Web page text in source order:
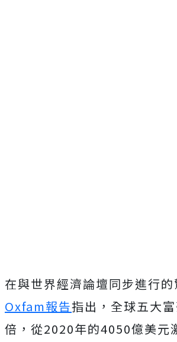
在與世界經濟論壇同步進行的
Oxfam報告指出，全球五大
倍，從2020年的4050億美元